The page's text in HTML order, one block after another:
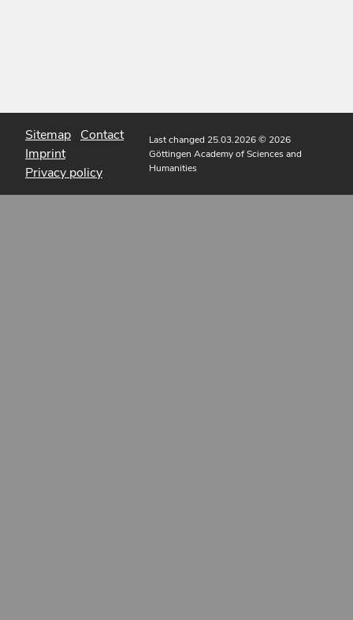
Sitemap Contact
Imprint
Privacy policy
Last changed 25.03.2026© 2026
Göttingen Academy of Sciences and
Humanities